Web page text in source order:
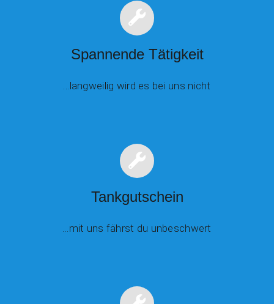
Spannende Tätigkeit
…langweilig wird es bei uns nicht
Tankgutschein
…mit uns fährst du unbeschwert